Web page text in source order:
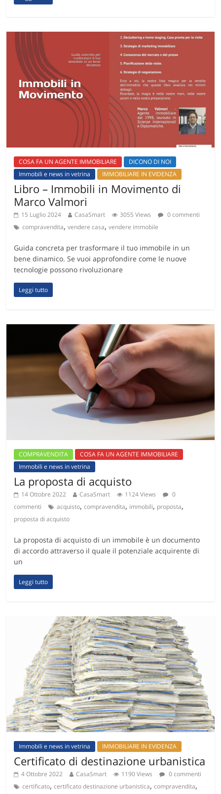
COSA FA UN AGENTE IMMOBILIARE
DICONO DI NOI
Immobili e news in vetrina
IMMOBILIARE IN EVIDENZA
Libro – Immobili in Movimento di
Marco Valmori
15 Luglio 2024 CasaSmart 3055 Views
0 commenti
compravendita,vendere casa,vendere immobile
Guida concreta per trasformare il tuo immobile in un
bene dinamico. Se vuoi approfondire come le nuove
tecnologie possono rivoluzionare
Leggi tutto
COMPRAVENDITA
COSA FA UN AGENTE IMMOBILIARE
Immobili e news in vetrina
La proposta di acquisto
14 Ottobre 2022 CasaSmart 1124 Views
0
commenti
acquisto,compravendita, immobili, proposta,
proposta di acquisto
La proposta di acquisto di un immobile è un documento
di accordo attraverso il quale il potenziale acquirente di
un
Leggi tutto
Immobili e news in vetrina IMMOBILIARE IN EVIDENZA
Certificato di destinazione urbanistica
4 Ottobre 2022 CasaSmart 1190 Views
0 commenti
certificato,certificato destinazione urbanistica,compravendita,